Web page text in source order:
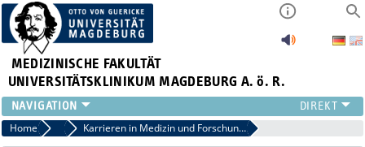
MEDIZINISCHE FAKULTÄT
UNIVERSITÄTSKLINIKUM MAGDEBURG A. ö. R.
INSTITUTE
Home Pressemitteilungen Karrieren in Medizin und Forschung gezielt fördern: Neues Mentoring-Programm gestartet